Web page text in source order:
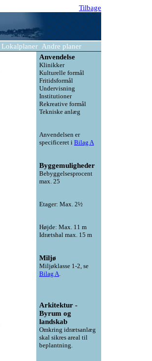
Tilbage
Lokalplaner Andre planer
Anvendelse
Klinikker
Kulturelle formål
Fritidsformål
Undervisning
Institutioner
Rekreative formål
Tekniske anlæg
Anvendelsen er
specificeret i Bilag A
Byggemuligheder
Bebyggelsesprocent
max. 25
Etager: Max. 2½
Højde: Max. 11 m
Idrætshal max. 15 m
Miljø
Miljøklasse 1-2, se
Bilag A.
Arkitektur -
Byrum og
landskab
Omkring idrætsanlæg
skal sikres areal til
beplantning.